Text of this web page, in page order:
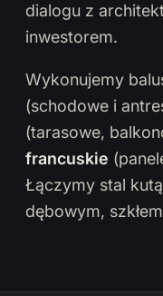
dialogu z
inwestorem.
Wykonujemy
(schodowe i
(tarasowe,
francuskie
Łączymy stal
dębowym,